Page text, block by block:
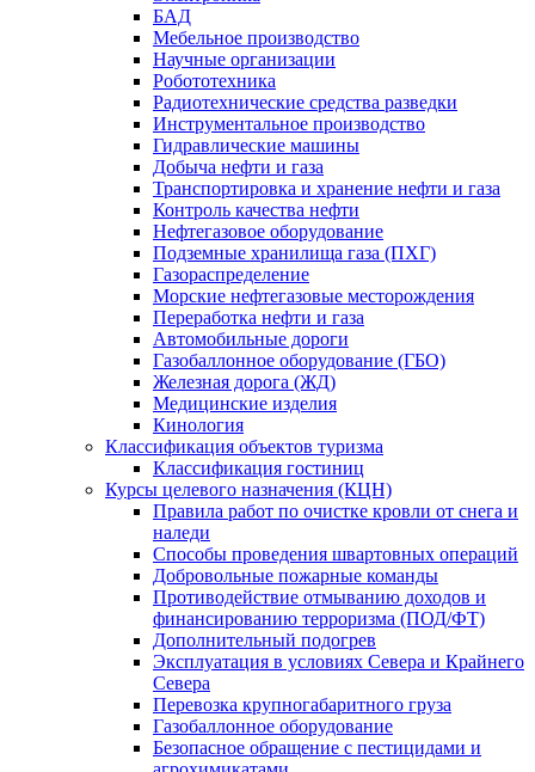
БАД
Мебельное производство
Научные организации
Робототехника
Радиотехнические средства разведки
Инструментальное производство
Гидравлические машины
Добыча нефти и газа
Транспортировка и хранение нефти и газа
Контроль качества нефти
Нефтегазовое оборудование
Подземные хранилища газа (ПХГ)
Газораспределение
Морские нефтегазовые месторождения
Переработка нефти и газа
Автомобильные дороги
Газобаллонное оборудование (ГБО)
Железная дорога (ЖД)
Медицинские изделия
Кинология
Классификация объектов туризма
Классификация гостиниц
Курсы целевого назначения (КЦН)
Правила работ по очистке кровли от снега и
наледи
Способы проведения швартовных операций
Добровольные пожарные команды
Противодействие отмыванию доходов и
финансированию терроризма (ПОД/ФТ)
Дополнительный подогрев
Эксплуатация в условиях Севера и Крайнего
Севера
Перевозка крупногабаритного груза
Газобаллонное оборудование
Безопасное обращение с пестицидами и